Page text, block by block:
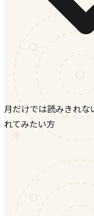
月だけでは読みきれ
れてみたい方